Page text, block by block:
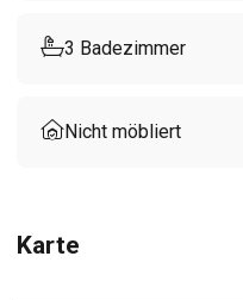
3 Badezimmer
Nicht möbliert
Karte